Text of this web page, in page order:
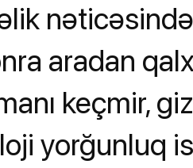
aradan
keçmir,
yorğunluq